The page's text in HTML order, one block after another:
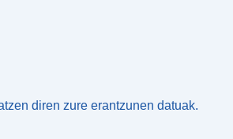
diren zure erantzunen datuak.